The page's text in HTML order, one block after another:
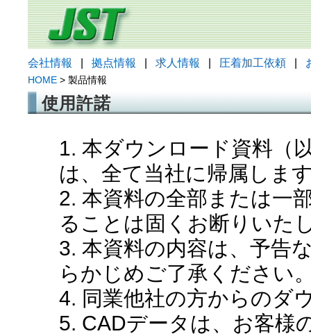
会社情報 拠点情報 求人情報 圧着加工依頼
HOME > 製品情報
使用許諾
1. 本ダウンロード資料（
は、全て当社に帰属しま
2. 本資料の全部または一
ることは固くお断りいた
3. 本資料の内容は、予告
らかじめご了承ください
4. 同業他社の方からのダ
5. CADデータは、お客様